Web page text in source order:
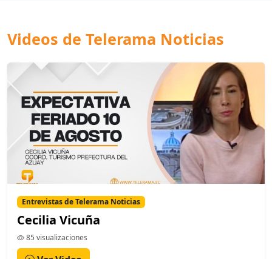
Videos de Telerama Noticias
Entrevistas de Telerama Noticias
Cecilia Vicuña
85 visualizaciones